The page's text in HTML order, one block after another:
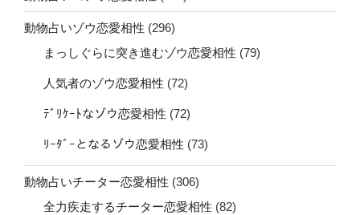
動物占いゾウ恋愛相性 (296)
まっしぐらに突き進むゾウ恋愛相性 (79)
人気者のゾウ恋愛相性 (72)
ﾃﾞﾘｹｰﾄなゾウ恋愛相性 (72)
ﾘｰﾀﾞｰとなるゾウ恋愛相性 (73)
動物占いチーター恋愛相性 (306)
全力疾走するチーター恋愛相性 (82)